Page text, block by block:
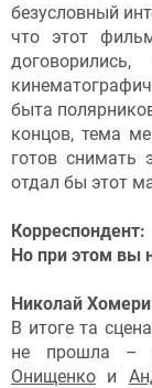
безусловный
что этот
быта
концов, тема
готов
отдал бы этот
Корреспондент:
Но при этом вы
Николай
В итоге та
не прошла –
Онищенко и